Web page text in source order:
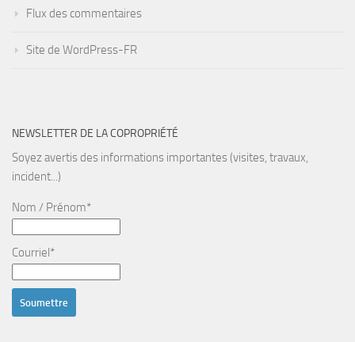
Flux des commentaires
Site de WordPress-FR
NEWSLETTER DE LA COPROPRIÉTÉ
Soyez avertis des informations importantes (visites, travaux,
incident...)
Nom / Prénom*
Courriel*